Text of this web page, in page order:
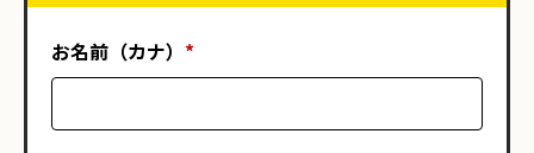
お名前（カナ） *